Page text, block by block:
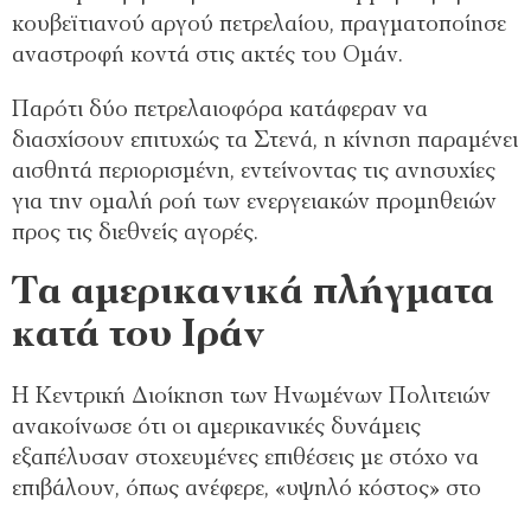
κουβεϊτιανού αργού πετρελαίου, πραγματοποίησε
αναστροφή κοντά στις ακτές του Ομάν.
Παρότι δύο πετρελαιοφόρα κατάφεραν να
διασχίσουν επιτυχώς τα Στενά, η κίνηση παραμένει
αισθητά περιορισμένη, εντείνοντας τις ανησυχίες
για την ομαλή ροή των ενεργειακών προμηθειών
προς τις διεθνείς αγορές.
Τα αμερικανικά πλήγματα
κατά του Ιράν
Η Κεντρική Διοίκηση των Ηνωμένων Πολιτειών
ανακοίνωσε ότι οι αμερικανικές δυνάμεις
εξαπέλυσαν στοχευμένες επιθέσεις με στόχο να
επιβάλουν, όπως ανέφερε, «υψηλό κόστος» στο